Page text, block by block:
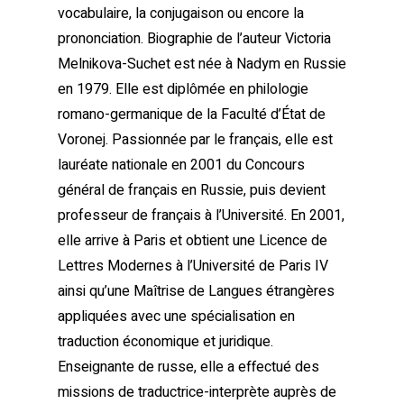
vocabulaire, la conjugaison ou encore la
prononciation. Biographie de l’auteur Victoria
Melnikova-Suchet est née à Nadym en Russie
en 1979. Elle est diplômée en philologie
romano-germanique de la Faculté d’État de
Voronej. Passionnée par le français, elle est
lauréate nationale en 2001 du Concours
général de français en Russie, puis devient
professeur de français à l’Université. En 2001,
elle arrive à Paris et obtient une Licence de
Lettres Modernes à l’Université de Paris IV
ainsi qu’une Maîtrise de Langues étrangères
appliquées avec une spécialisation en
traduction économique et juridique.
Enseignante de russe, elle a effectué des
missions de traductrice-interprète auprès de